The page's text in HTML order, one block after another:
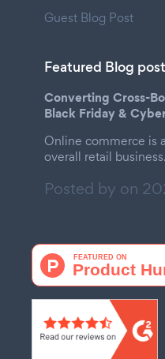
Guest Blog Post
Featured Blog post
Converting Cross-
Black Friday &
Online commerce is
overall retail business.
Posted by on